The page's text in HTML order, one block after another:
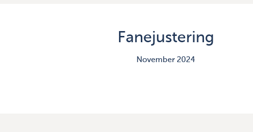
Fanejustering
November 2024